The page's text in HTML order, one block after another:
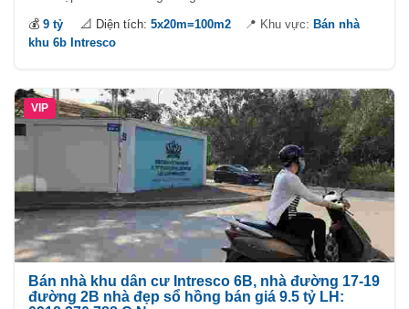
💰 9 tỷ 📐 Diện tích: 5x20m=100m2 📍 Khu vực: Bán nhà
khu 6b Intresco
VIP
Bán nhà khu dân cư Intresco 6B, nhà đường 17-19
đường 2B nhà đẹp sổ hồng bán giá 9.5 tỷ LH: